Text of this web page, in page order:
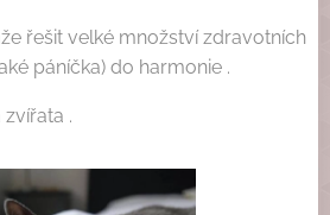
řešit velké množství zdravotních
páníčka) do harmonie .
.